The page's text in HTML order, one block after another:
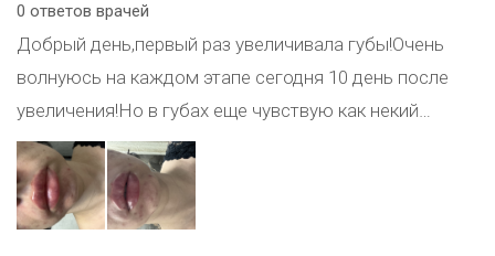
0 ответов врачей
Добрый день,первый раз увеличивала губы!Очень
волнуюсь на каждом этапе сегодня 10 день после
увеличения!Но в губах еще чувствую как некий
каркас,это норма или нет?